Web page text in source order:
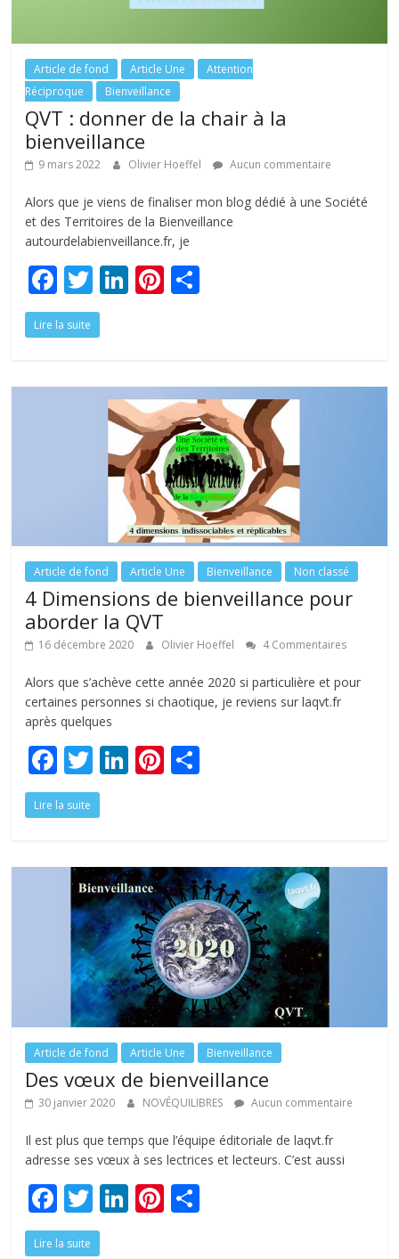
Article de fond Article Une
Attention
Réciproque
Bienveillance
QVT : donner de la chair à la
bienveillance
9 mars 2022 Olivier Hoeffel Aucun commentaire
Alors que je viens de finaliser mon blog dédié à une Société
et des Territoires de la Bienveillance
autourdelabienveillance.fr, je
F
ac
e
o
T
w
itt
Li
dI
n
Pi
st er
Lire la suite
Article de fond Article Une Bienveillance Non classé
4 Dimensions de bienveillance pour
aborder la QVT
16 décembre 2020 Olivier Hoeffel 4 Commentaires
Alors que s’achève cette année 2020 si particulière et pour
certaines personnes si chaotique, je reviens sur laqvt.fr
après quelques
F
ac
e
o
o
k
T
w
itt
Li
dI
n
Pi
st er
Lire la suite
Article de fond Article Une Bienveillance
Des vœux de bienveillance
30 janvier 2020 NOVÉQUILIBRES Aucun commentaire
Il est plus que temps que l’équipe éditoriale de laqvt.fr
adresse ses vœux à ses lectrices et lecteurs. C’est aussi
F
ac
T
w
Li Pi
Lire la suite